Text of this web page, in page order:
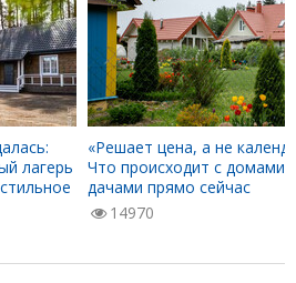
лагерь
«Решает цена, а не
Что происходит с домами
дачами прямо сейчас
14970